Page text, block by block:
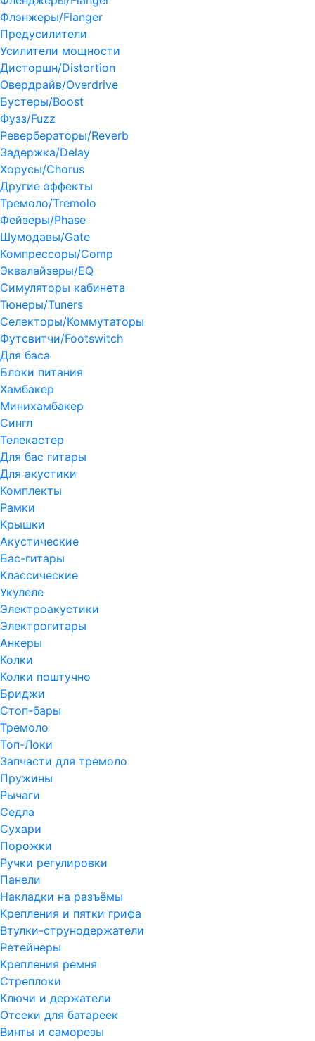
Флэнжеры/Flanger
Предусилители
Усилители мощности
Дисторшн/Distortion
Овердрайв/Overdrive
Бустеры/Boost
Фузз/Fuzz
Ревербераторы/Reverb
Задержка/Delay
Хорусы/Chorus
Другие эффекты
Тремоло/Tremolo
Фейзеры/Phase
Шумодавы/Gate
Компрессоры/Comp
Эквалайзеры/EQ
Симуляторы кабинета
Тюнеры/Tuners
Селекторы/Коммутаторы
Футсвитчи/Footswitch
Для баса
Блоки питания
Хамбакер
Минихамбакер
Сингл
Телекастер
Для бас гитары
Для акустики
Комплекты
Рамки
Крышки
Акустические
Бас-гитары
Классические
Укулеле
Электроакустики
Электрогитары
Анкеры
Колки
Колки поштучно
Бриджи
Стоп-бары
Тремоло
Топ-Локи
Запчасти для тремоло
Пружины
Рычаги
Седла
Сухари
Порожки
Ручки регулировки
Панели
Накладки на разъёмы
Крепления и пятки грифа
Втулки-струнодержатели
Ретейнеры
Крепления ремня
Стреплоки
Ключи и держатели
Отсеки для батареек
Винты и саморезы